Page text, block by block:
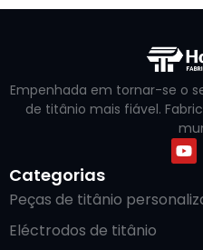
Empenhada em tornar-se o
de titânio mais fiável.
Categorias
Peças de titânio
Eléctrodos de titânio